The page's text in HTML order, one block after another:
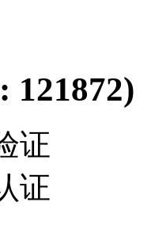
121872)
证
证